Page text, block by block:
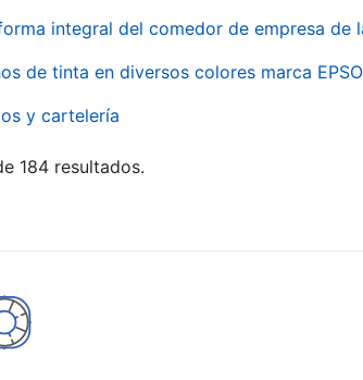
integral del comedor de empresa de
de tinta en diversos colores marca
y cartelería
184 resultados.